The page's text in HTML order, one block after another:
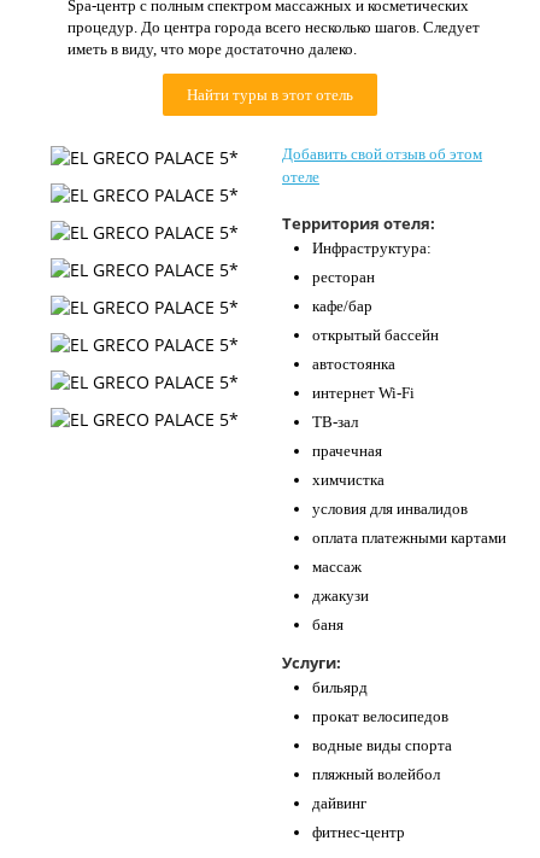
Как купить
Spa-центр с полным спектром массажных и косметических
процедур. До центра города всего несколько шагов. Следует
иметь в виду, что море достаточно далеко.
Найти туры в этот отель
Добавить свой отзыв об этом
отеле
Территория отеля:
Инфраструктура:
ресторан
кафе/бар
открытый бассейн
автостоянка
интернет Wi-Fi
ТВ-зал
прачечная
химчистка
условия для инвалидов
оплата платежными картами
массаж
джакузи
баня
Услуги:
бильярд
прокат велосипедов
водные виды спорта
пляжный волейбол
дайвинг
фитнес-центр